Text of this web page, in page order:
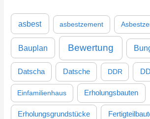
n
c
h
asbest asbestzement
Bauplan Bewertung
Datscha Datsche DDR
Einfamilienhaus Erholungsbauten
Erholungsgrundstücke